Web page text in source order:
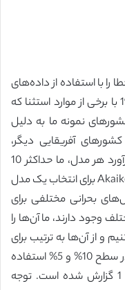
خطا را با استفاده از داده‌های
سه ماهه، عمدتاً در طی 1971Q1–2015Q4 با برخی از موارد استثنا که
نمونه ما به دلیل
آفریقایی دیگر،
نمی‌توانند بزرگ‌تر از 12 کشور باشند. در برآورد هر مدل، ما حداکثر 10
تأخیر را اعمال می‌کنیم و از معیار اطلاعات Akaike برای انتخاب یک مدل
بحرانی مختلفی برای
وجود دارند، ما آن‌ها را
و از آن‌ها به ترتیب برای
شناسایی یک برآورد معنی‌دار توسط * و در سطح 10% و 5% استفاده
می‌کنیم. نتایج هر مدل بهینه در جدول 1 گزارش شده است. توجه